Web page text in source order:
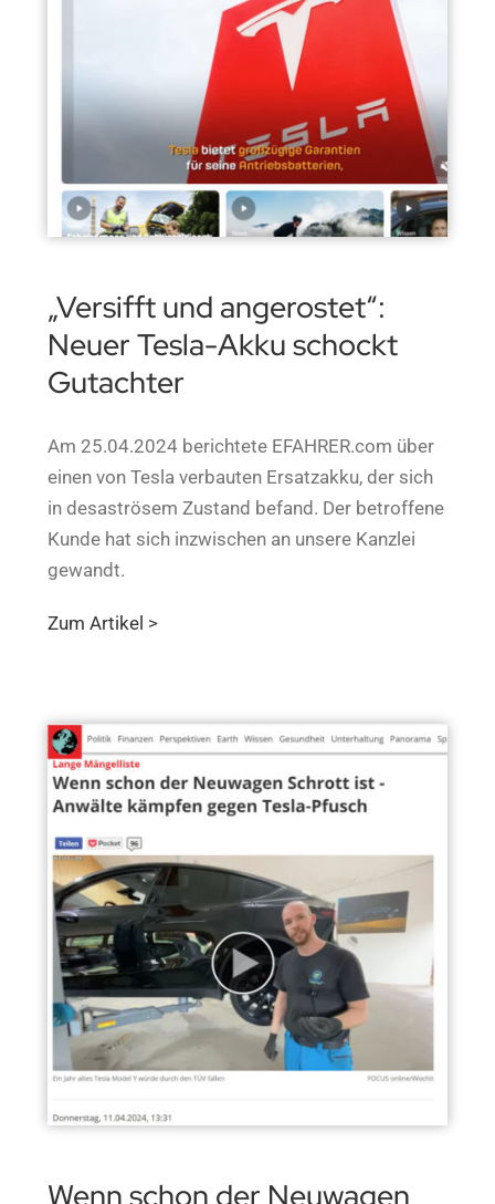
„Versifft und angerostet“:
Neuer Tesla-Akku schockt
Gutachter
Am 25.04.2024 berichtete EFAHRER.com über
einen von Tesla verbauten Ersatzakku, der sich
in desaströsem Zustand befand. Der betroffene
Kunde hat sich inzwischen an unsere Kanzlei
gewandt.
Zum Artikel >
Wenn schon der Neuwagen